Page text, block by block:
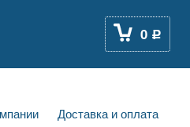
0 Р
Доставка и оплата